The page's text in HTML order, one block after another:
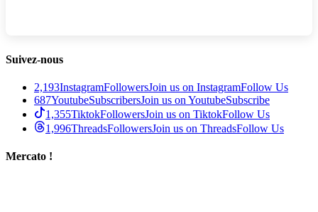
Suivez-nous
2,193InstagramFollowersJoin us on InstagramFollow Us
687YoutubeSubscribersJoin us on YoutubeSubscribe
1,355TiktokFollowersJoin us on TiktokFollow Us
1,996ThreadsFollowersJoin us on ThreadsFollow Us
Mercato !